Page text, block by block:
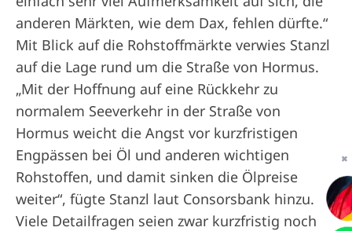
anderen Märkten, wie dem Dax, fehlen dürfte.“
Mit Blick auf die Rohstoffmärkte verwies Stanzl
auf die Lage rund um die Straße von Hormus.
„Mit der Hoffnung auf eine Rückkehr zu
normalem Seeverkehr in der Straße von
Hormus weicht die Angst vor kurzfristigen
Engpässen bei Öl und anderen wichtigen
Rohstoffen, und damit sinken die Ölpreise
weiter“, fügte Stanzl laut Consorsbank hinzu.
Viele Detailfragen seien zwar kurzfristig noch
✖